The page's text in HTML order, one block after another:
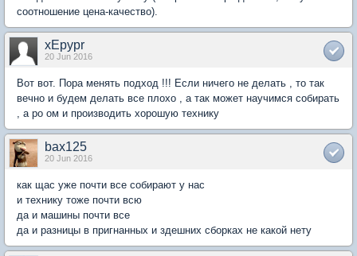
соотношение цена-качество).
xEpypr
20 Jun 2016
Вот вот. Пора менять подход !!! Если ничего не делать , то так
вечно и будем делать все плохо , а так может научимся собирать
, а ро ом и производить хорошую технику
bax125
20 Jun 2016
как щас уже почти все собирают у нас
и технику тоже почти всю
да и машины почти все
да и разницы в пригнанных и здешних сборках не какой нету